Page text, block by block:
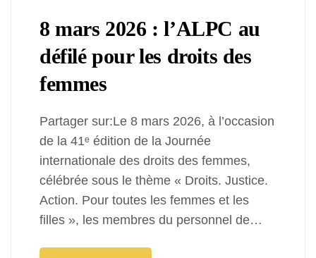
8 mars 2026 : l’ALPC au
défilé pour les droits des
femmes
Partager sur:Le 8 mars 2026, à l’occasion
de la 41ᵉ édition de la Journée
internationale des droits des femmes,
célébrée sous le thème « Droits. Justice.
Action. Pour toutes les femmes et les
filles », les membres du personnel de…